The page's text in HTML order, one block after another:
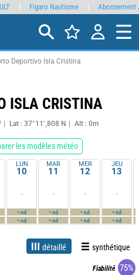
Deportivo Isla Cristina
ISLA CRISTINA
Lat : 37°11’,808 N Alt : 0m
les modèles météo
LUN
10
-
-nd
-nd
MAR
11
-
-nd
-nd
MER
12
-
-nd
-nd
JEU
13
-
-nd
-nd
détaillé synthétique
Fiabilité 75%
Figaro Nautisme Abonnement